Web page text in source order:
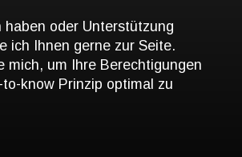
haben oder Unterstützung
ich Ihnen gerne zur Seite.
mich, um Ihre Berechtigungen
know Prinzip optimal zu